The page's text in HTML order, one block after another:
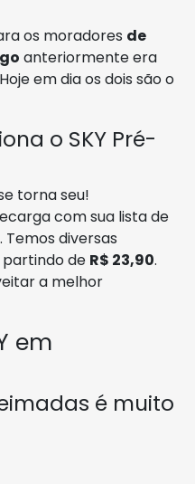
os moradores de
anteriormente era
em dia os dois são o
o SKY Pré-
torna seu!
com sua lista de
diversas
de R$ 23,90.
a melhor
em
é muito